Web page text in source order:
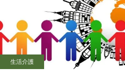
障が
生活介護